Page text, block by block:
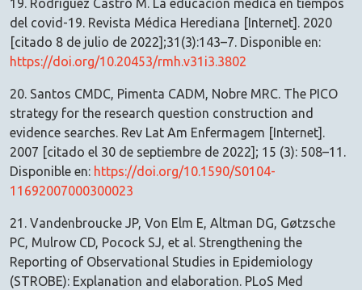
19. Rodríguez Castro M. La educación médica en tiempos
del covid-19. Revista Médica Herediana [Internet]. 2020
[citado 8 de julio de 2022];31(3):143–7. Disponible en:
https://doi.org/10.20453/rmh.v31i3.3802
20. Santos CMDC, Pimenta CADM, Nobre MRC. The PICO
strategy for the research question construction and
evidence searches. Rev Lat Am Enfermagem [Internet].
2007 [citado el 30 de septiembre de 2022]; 15 (3): 508–11.
Disponible en: https://doi.org/10.1590/S0104-
11692007000300023
21. Vandenbroucke JP, Von Elm E, Altman DG, Gøtzsche
PC, Mulrow CD, Pocock SJ, et al. Strengthening the
Reporting of Observational Studies in Epidemiology
(STROBE): Explanation and elaboration. PLoS Med